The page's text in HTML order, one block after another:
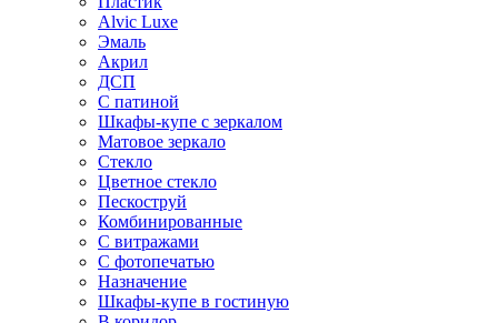
Alvic Luxe
Эмаль
Акрил
ДСП
С патиной
Шкафы-купе с зеркалом
Матовое зеркало
Стекло
Цветное стекло
Пескоструй
Комбинированные
С витражами
С фотопечатью
Назначение
Шкафы-купе в гостиную